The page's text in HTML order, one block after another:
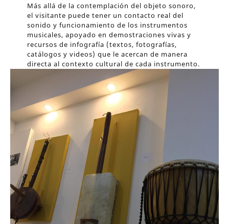
Más allá de la contemplación del objeto sonoro,
el visitante puede tener un contacto real del
sonido y funcionamiento de los instrumentos
musicales, apoyado en demostraciones vivas y
recursos de infografía (textos, fotografías,
catálogos y videos) que le acercan de manera
directa al contexto cultural de cada instrumento.